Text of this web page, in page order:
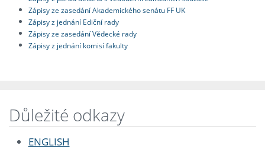
Zápisy ze zasedání Akademického senátu FF UK
Zápisy z jednání Ediční rady
Zápisy ze zasedání Vědecké rady
Zápisy z jednání komisí fakulty
Důležité odkazy
ENGLISH